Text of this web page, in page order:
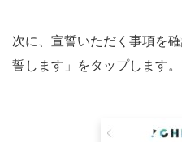
次に、宣誓いただく事項を
誓します」をタップします。